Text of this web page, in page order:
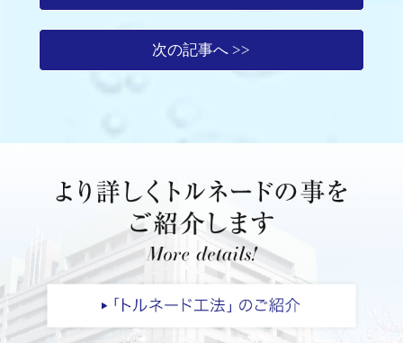
次の記事へ >>